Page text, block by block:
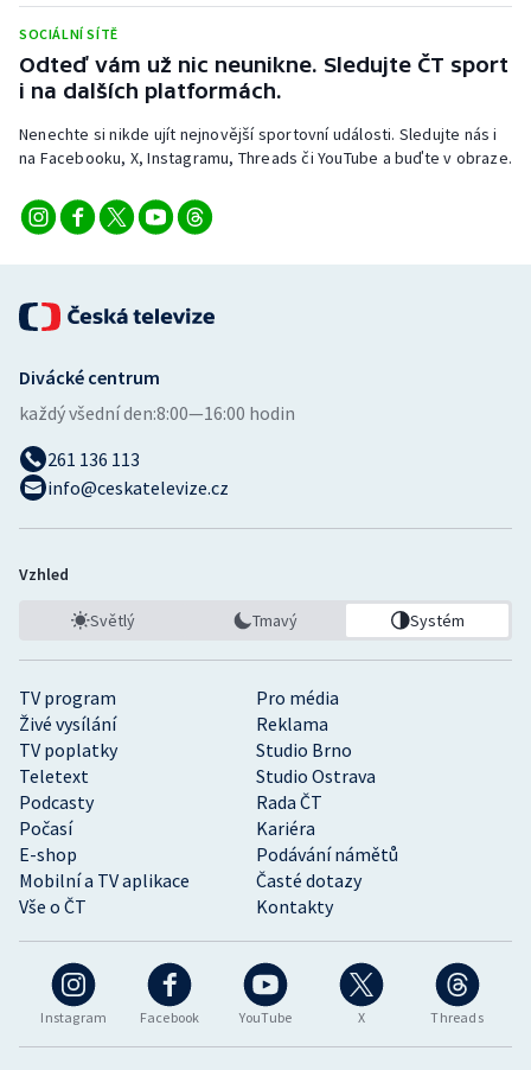
Stolní tenis
Triatlon
Veslování
Vodní slalom
Ostatní
SOCIÁLNÍ SÍTĚ
Odteď vám už nic neunikne. Sledujte ČT sport
i na dalších platformách.
Nenechte si nikde ujít nejnovější sportovní události. Sledujte nás i
na Facebooku, X, Instagramu, Threads či YouTube a buďte v obraze.
Instagram Facebook YouTube X Threads
TV program
Pro média
Živé vysílání
Reklama
TV poplatky
Studio Brno
Teletext
Studio Ostrava
Podcasty
Rada ČT
Počasí
Kariéra
E-shop
Podávání námětů
Mobilní a TV aplikace
Časté dotazy
Vše o ČT
Kontakty
Divácké centrum
každý všední den:8:00—16:00 hodin
261 136 113
info@ceskatelevize.cz
Vzhled
Světlý Tmavý Systém